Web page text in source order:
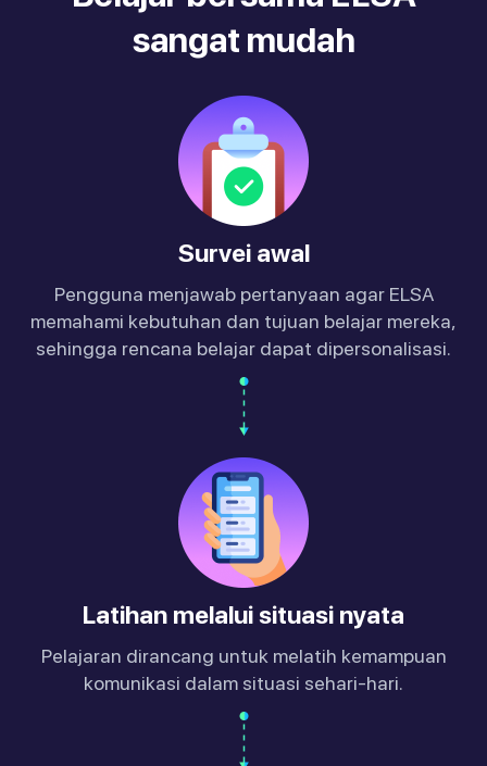
sangat mudah
Survei awal
Pengguna menjawab pertanyaan agar ELSA
memahami kebutuhan dan tujuan belajar mereka,
sehingga rencana belajar dapat dipersonalisasi.
Latihan melalui situasi nyata
Pelajaran dirancang untuk melatih kemampuan
komunikasi dalam situasi sehari-hari.